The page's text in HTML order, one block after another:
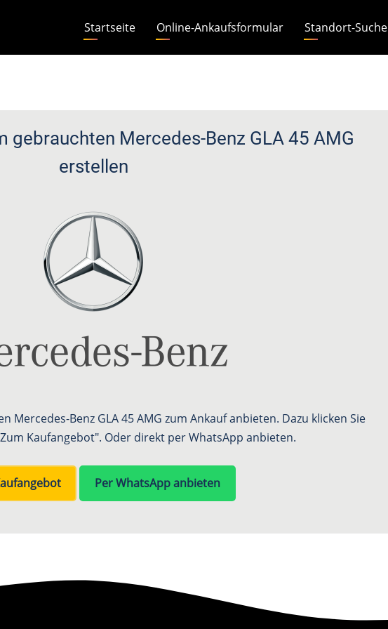
Hauptnavigation
Startseite Online-Ankaufsformular Standort-Suche
gebrauchten Mercedes-Benz GLA 45 AMG
erstellen
Mercedes-Benz GLA 45 AMG zum Ankauf anbieten. Dazu klicken Sie
Kaufangebot". Oder direkt per WhatsApp anbieten.
Per WhatsApp anbieten